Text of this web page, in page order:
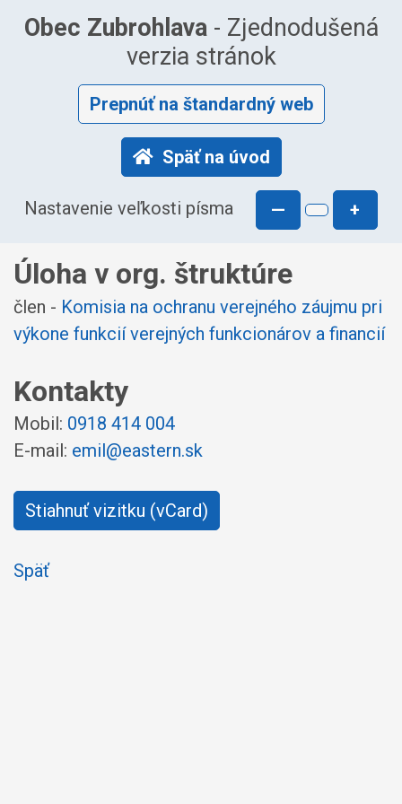
Obec Zubrohlava- Zjednodušená
verzia stránok
Prepnúť na štandardný web
Späť na úvod
Nastavenie veľkosti písma — +
Úloha v org. štruktúre
člen - Komisia na ochranu verejného záujmu pri
výkone funkcií verejných funkcionárov a financií
Kontakty
Mobil: 0918 414 004
E-mail: emil@eastern.sk
Stiahnuť vizitku (vCard)
Späť